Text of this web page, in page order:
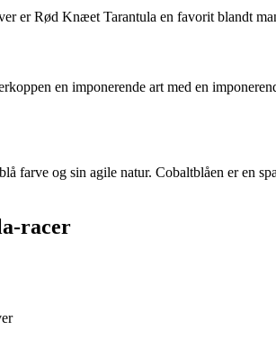
er Rød Knæet Tarantula en favorit blandt
en imponerende art med en
farve og sin agile natur. Cobaltblåen er en
racer